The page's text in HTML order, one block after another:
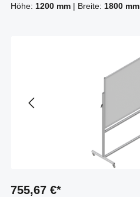
Höhe: 1200 mm | Breite: 1800 mm
755,67 €*